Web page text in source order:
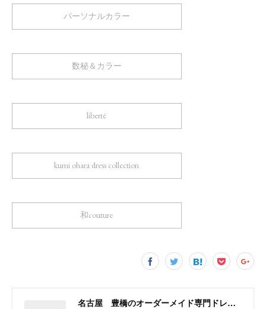
パーソナルカラー
数秘＆カラー
liberté
kumi ohara dress collection
和couture
名古屋 豊橋のオーダーメイド専門ドレスデザイナー KUMI OHARA